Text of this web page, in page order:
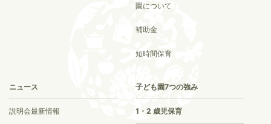
園について
補助金
短時間保育
ニュース
説明会最新情報
子ども園7つの強み
1・2 歳児保育